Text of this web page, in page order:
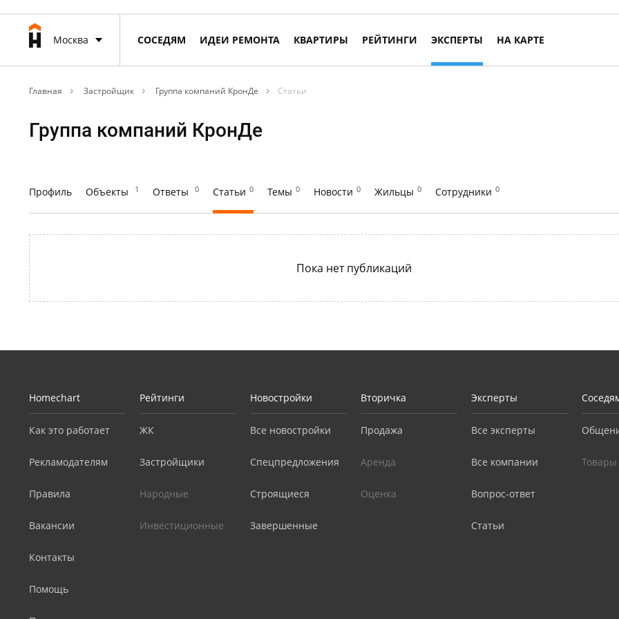
Москва СОСЕДЯМ ИДЕИ РЕМОНТА КВАРТИРЫ РЕЙТИНГИ ЭКСПЕРТЫ НА КАРТЕ
Главная Застройщик Группа компаний КронДе Статьи
Группа компаний КронДе
Профиль Объекты 1 Ответы 0 Статьи 0 Темы 0 Новости 0 Жильцы 0 Сотрудники 0
Пока нет публикаций
Homechart
Как это работает
Рекламодателям
Правила
Вакансии
Контакты
Помощь
Рейтинги
ЖК
Застройщики
Народные
Инвестиционные
Новостройки
Все новостройки
Спецпредложения
Строящиеся
Завершенные
Вторичка
Продажа
Аренда
Оценка
Эксперты
Все эксперты
Все компании
Вопрос-ответ
Статьи
Товары